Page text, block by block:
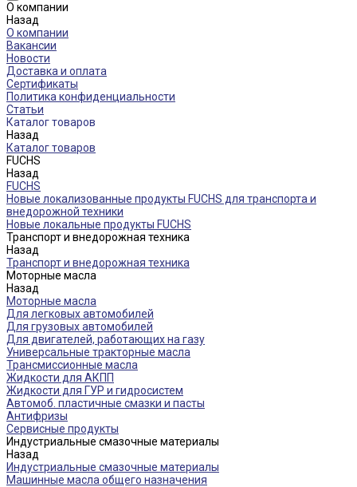
О компании
Назад
О компании
Вакансии
Новости
Доставка и оплата
Сертификаты
Политика конфиденциальности
Статьи
Каталог товаров
Назад
Каталог товаров
FUCHS
Назад
FUCHS
Новые локализованные продукты FUCHS для транспорта и
внедорожной техники
Новые локальные продукты FUCHS
Транспорт и внедорожная техника
Назад
Транспорт и внедорожная техника
Моторные масла
Назад
Моторные масла
Для легковых автомобилей
Для грузовых автомобилей
Для двигателей, работающих на газу
Универсальные тракторные масла
Трансмиссионные масла
Жидкости для АКПП
Жидкости для ГУР и гидросистем
Автомоб. пластичные смазки и пасты
Антифризы
Сервисные продукты
Индустриальные смазочные материалы
Назад
Индустриальные смазочные материалы
Машинные масла общего назначения